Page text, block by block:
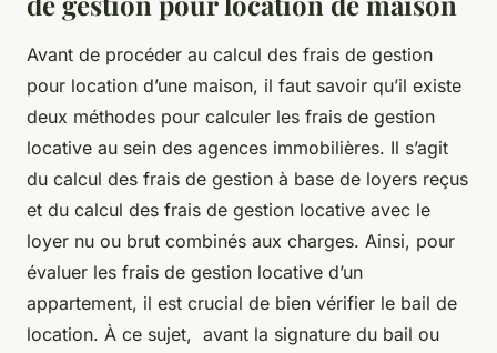
Avant de procéder au calcul des frais de gestion
pour location d’une maison, il faut savoir qu’il existe
deux méthodes pour calculer les frais de gestion
locative au sein des agences immobilières. Il s’agit
du calcul des frais de gestion à base de loyers reçus
et du calcul des frais de gestion locative avec le
loyer nu ou brut combinés aux charges. Ainsi, pour
évaluer les frais de gestion locative d’un
appartement, il est crucial de bien vérifier le bail de
location. À ce sujet, avant la signature du bail ou